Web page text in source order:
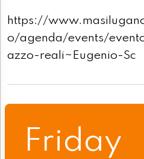
https://
o/agenda/events/
azzo-reali~Eugenio-Sc
Friday